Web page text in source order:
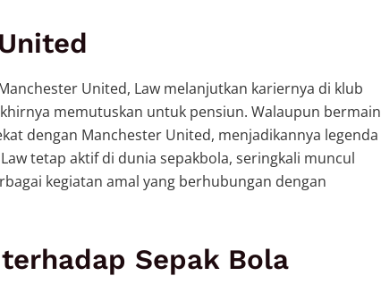
United, Law melanjutkan kariernya di klub
memutuskan untuk pensiun. Walaupun bermain
dengan Manchester United, menjadikannya legenda
tetap aktif di dunia sepakbola, seringkali muncul
kegiatan amal yang berhubungan dengan
Sepak Bola